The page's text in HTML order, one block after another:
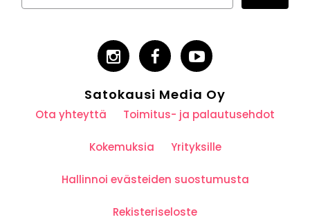
Satokausi Media Oy
Ota yhteyttä Toimitus- ja palautusehdot
Kokemuksia Yrityksille
Hallinnoi evästeiden suostumusta
Rekisteriseloste